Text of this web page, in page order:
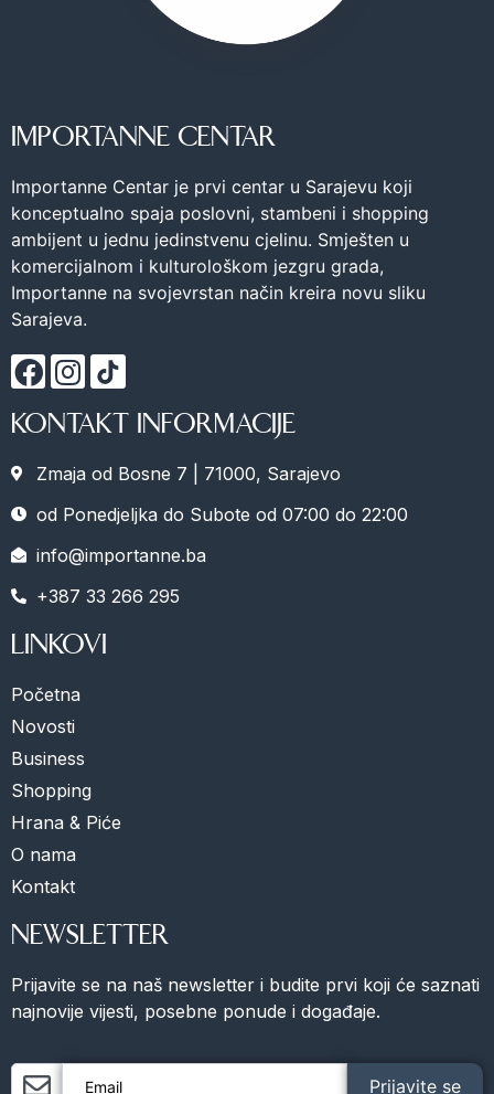
IMPORTANNE CENTAR
Importanne Centar je prvi centar u Sarajevu koji
konceptualno spaja poslovni, stambeni i shopping
ambijent u jednu jedinstvenu cjelinu. Smješten u
komercijalnom i kulturološkom jezgru grada,
Importanne na svojevrstan način kreira novu sliku
Sarajeva.
KONTAKT INFORMACIJE
Zmaja od Bosne 7 | 71000, Sarajevo
od Ponedjeljka do Subote od 07:00 do 22:00
info@importanne.ba
+387 33 266 295
LINKOVI
Početna
Novosti
Business
Shopping
Hrana & Piće
O nama
Kontakt
NEWSLETTER
Prijavite se na naš newsletter i budite prvi koji će saznati
najnovije vijesti, posebne ponude i događaje.
Prijavite se